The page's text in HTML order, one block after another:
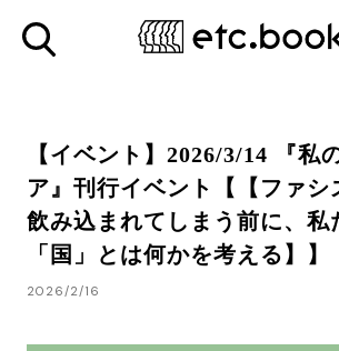
【イベント】2026/3/14 『私
ア』刊行イベント【【ファシ
飲み込まれてしまう前に、私
「国」とは何かを考える】】
2026/2/16